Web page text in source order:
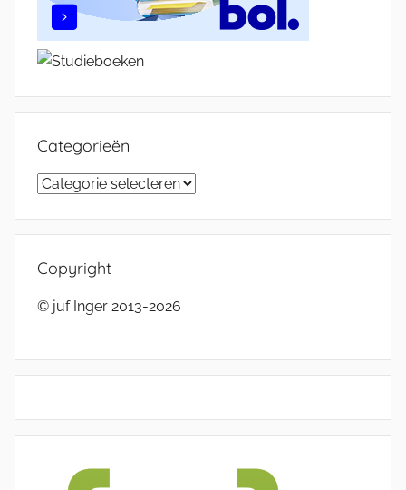
Categorieën
Categorieën
Copyright
© juf Inger 2013-2026